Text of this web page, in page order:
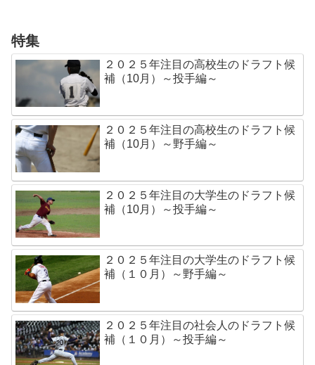
特集
２０２５年注目の高校生のドラフト候
補（10月）～投手編～
２０２５年注目の高校生のドラフト候
補（10月）～野手編～
２０２５年注目の大学生のドラフト候
補（10月）～投手編～
２０２５年注目の大学生のドラフト候
補（１０月）～野手編～
２０２５年注目の社会人のドラフト候
補（１０月）～投手編～